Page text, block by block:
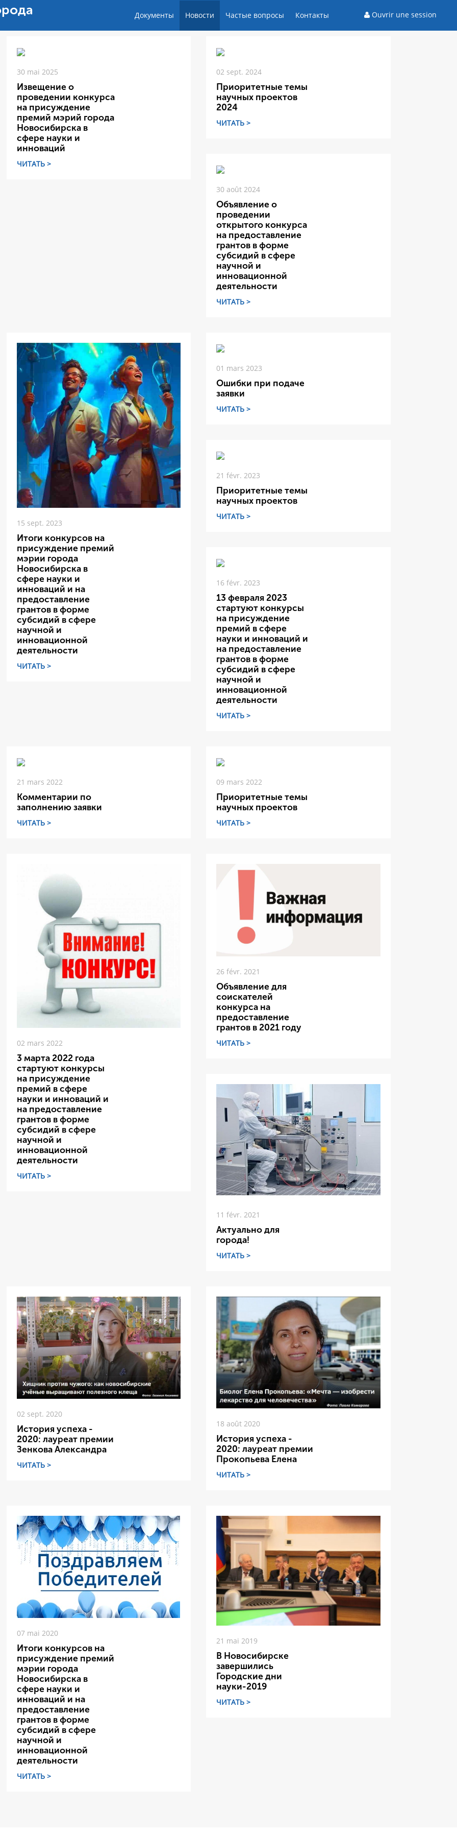
Документы Новости Частые вопросы Контакты Ouvrir une session
30 mai 2025
Извещение о
проведении конкурса
на присуждение
премий мэрий города
Новосибирска в
сфере науки и
инноваций
ЧИТАТЬ >
02 sept. 2024
Приоритетные темы
научных проектов
2024
ЧИТАТЬ >
30 août 2024
Объявление о
проведении
открытого конкурса
на предоставление
грантов в форме
субсидий в сфере
научной и
инновационной
деятельности
ЧИТАТЬ >
15 sept. 2023
Итоги конкурсов на
присуждение премий
мэрии города
Новосибирска в
сфере науки и
инноваций и на
предоставление
грантов в форме
субсидий в сфере
научной и
инновационной
деятельности
ЧИТАТЬ >
01 mars 2023
Ошибки при подаче
заявки
ЧИТАТЬ >
21 févr. 2023
Приоритетные темы
научных проектов
ЧИТАТЬ >
16 févr. 2023
13 февраля 2023
стартуют конкурсы
на присуждение
премий в сфере
науки и инноваций и
на предоставление
грантов в форме
субсидий в сфере
научной и
инновационной
деятельности
ЧИТАТЬ >
21 mars 2022
Комментарии по
заполнению заявки
ЧИТАТЬ >
09 mars 2022
Приоритетные темы
научных проектов
ЧИТАТЬ >
02 mars 2022
3 марта 2022 года
стартуют конкурсы
на присуждение
премий в сфере
науки и инноваций и
на предоставление
грантов в форме
субсидий в сфере
научной и
инновационной
деятельности
ЧИТАТЬ >
26 févr. 2021
Объявление для
соискателей
конкурса на
предоставление
грантов в 2021 году
ЧИТАТЬ >
11 févr. 2021
Актуально для
города!
ЧИТАТЬ >
02 sept. 2020
История успеха -
2020: лауреат премии
Зенкова Александра
ЧИТАТЬ >
18 août 2020
История успеха -
2020: лауреат премии
Прокопьева Елена
ЧИТАТЬ >
07 mai 2020
Итоги конкурсов на
присуждение премий
мэрии города
Новосибирска в
сфере науки и
инноваций и на
предоставление
грантов в форме
субсидий в сфере
научной и
инновационной
деятельности
ЧИТАТЬ >
21 mai 2019
В Новосибирске
завершились
Городские дни
науки-2019
ЧИТАТЬ >